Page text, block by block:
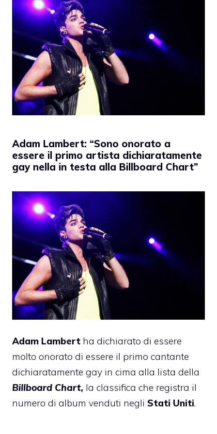
Adam Lambert: “Sono onorato a
essere il primo artista dichiaratamente
gay nella in testa alla Billboard Chart”
Adam Lambert ha dichiarato di essere
molto onorato di essere il primo cantante
dichiaratamente gay in cima alla lista della
Billboard Chart, la classifica che registra il
numero di album venduti negli Stati Uniti.